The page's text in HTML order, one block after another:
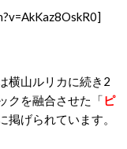
横山ルリカに続き2
クを融合させた「ピ
掲げられています。